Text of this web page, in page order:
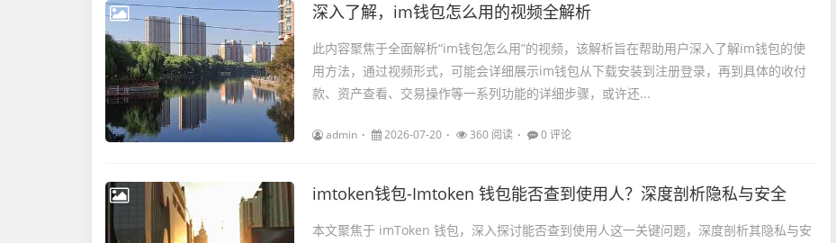
深入了解，im钱包怎么用的视频全解析
此内容聚焦于全面解析“im钱包怎么用”的视频，该解析旨在帮助用户深入了解im钱包的使
用方法，通过视频形式，可能会详细展示im钱包从下载安装到注册登录，再到具体的收付
款、资产查看、交易操作等一系列功能的详细步骤，或许还...
admin 2026-07-20 360 阅读 0 评论
imtoken钱包-Imtoken 钱包能否查到使用人？深度剖析隐私与安全
本文聚焦于 imToken 钱包，深入探讨能否查到使用人这一关键问题，深度剖析其隐私与安